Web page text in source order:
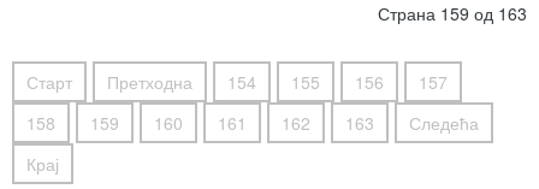
Страна 159 од 163
Старт Претходна 154 155 156
157
158
159 160 161 162 163
Следећа
Крај